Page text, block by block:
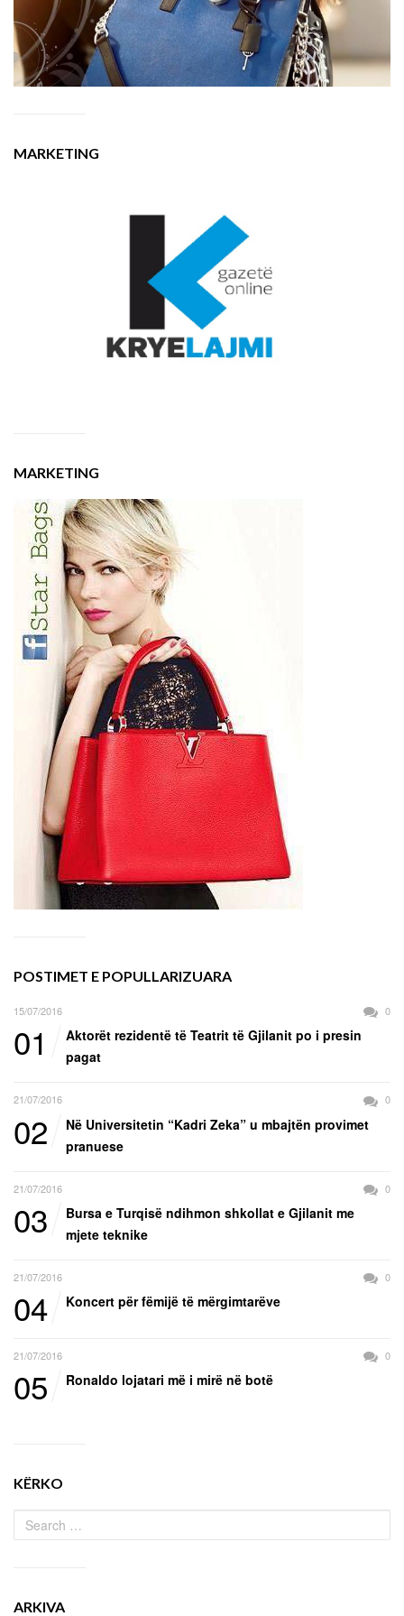
MARKETING
MARKETING
POSTIMET E POPULLARIZUARA
15/07/2016 0
01
Aktorët rezidentë të Teatrit të Gjilanit po i presin
pagat
21/07/2016 0
02
Në Universitetin “Kadri Zeka” u mbajtën provimet
pranuese
21/07/2016 0
03
Bursa e Turqisë ndihmon shkollat e Gjilanit me
mjete teknike
21/07/2016 0
04 Koncert për fëmijë të mërgimtarëve
21/07/2016 0
05 Ronaldo lojatari më i mirë në botë
KËRKO
ARKIVA